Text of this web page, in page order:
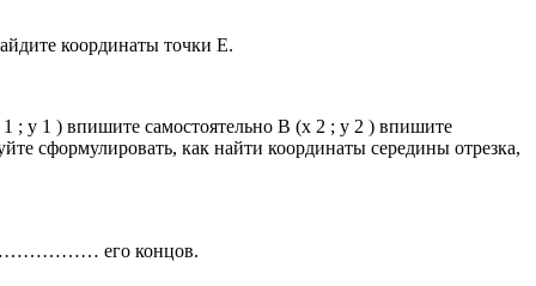
координаты точки Е.
; y 1 ) впишите самостоятельно В (x 2 ; y 2 ) впишите
сформулировать, как найти координаты середины отрезка,
его концов.